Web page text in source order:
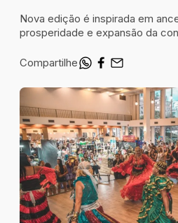
Nova edição é inspirada em
prosperidade e expansão da
Compartilhe